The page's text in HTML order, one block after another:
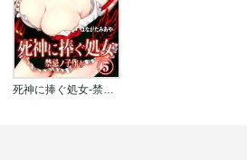
死神に捧ぐ処女-禁忌ノ子作り